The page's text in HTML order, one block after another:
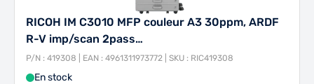
RICOH IM C3010 MFP couleur A3 30ppm, ARDF
R-V imp/scan 2pass…
P/N : 419308 | EAN : 4961311973772 | SKU : RIC419308
En stock